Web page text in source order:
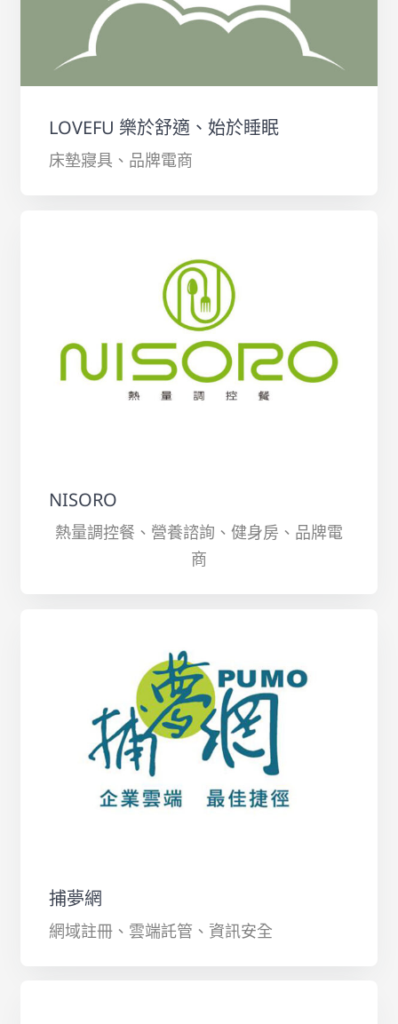
LOVEFU 樂於舒適、始於睡眠
床墊寢具、品牌電商
NISORO
熱量調控餐、營養諮詢、健身房、品牌電
商
捕夢網
網域註冊、雲端託管、資訊安全